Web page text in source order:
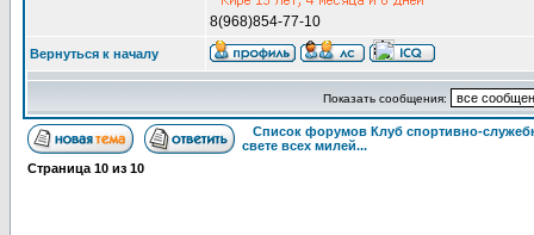
8(968)854-77-10
Вернуться к началу
Показать сообщения:
Список форумов Клуб спортивно-
свете всех милей...
Страница 10 из 10